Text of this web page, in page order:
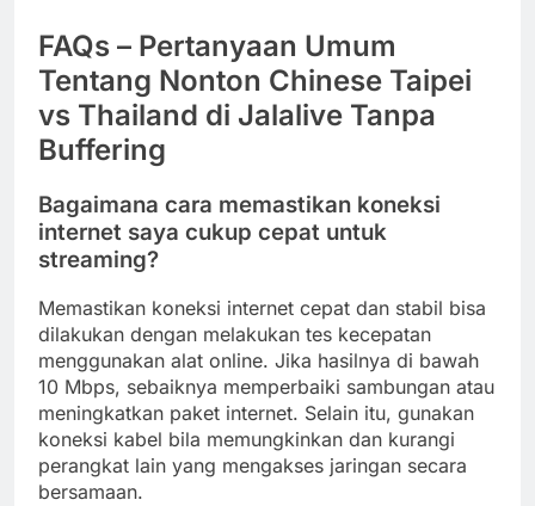
FAQs – Pertanyaan Umum
Tentang Nonton Chinese Taipei
vs Thailand di Jalalive Tanpa
Buffering
Bagaimana cara memastikan koneksi
internet saya cukup cepat untuk
streaming?
Memastikan koneksi internet cepat dan stabil bisa
dilakukan dengan melakukan tes kecepatan
menggunakan alat online. Jika hasilnya di bawah
10 Mbps, sebaiknya memperbaiki sambungan atau
meningkatkan paket internet. Selain itu, gunakan
koneksi kabel bila memungkinkan dan kurangi
perangkat lain yang mengakses jaringan secara
bersamaan.